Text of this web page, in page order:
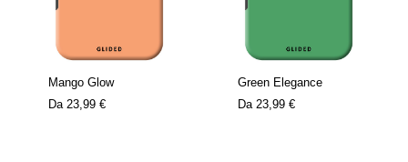
Mango Glow
Da 23,99 €
Green Elegance
Da 23,99 €